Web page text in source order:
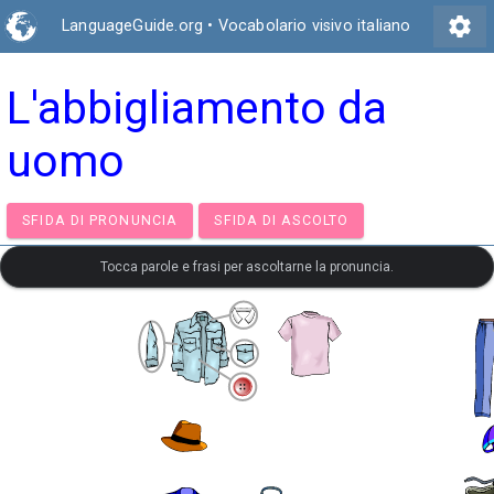
LanguageGuide.org • Vocabolario visivo italiano settings
L'abbigliamento da
uomo
SFIDA DI PRONUNCIA SFIDA DI ASCOLTO
Tocca parole e frasi per ascoltarne la pronuncia.